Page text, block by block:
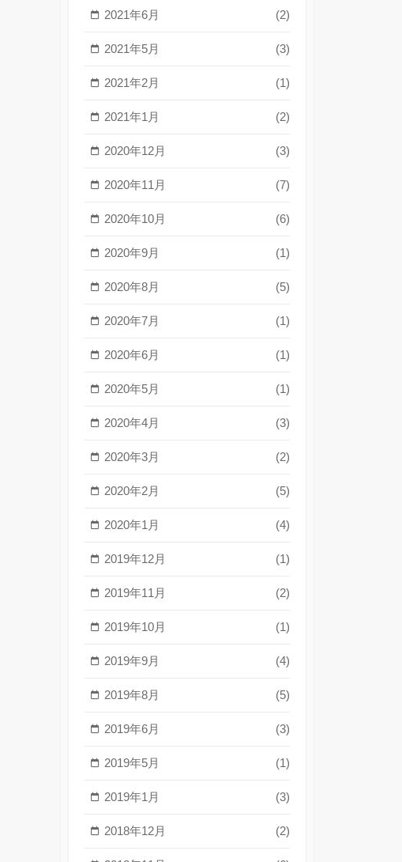
2021年6月 (2)
2021年5月 (3)
2021年2月 (1)
2021年1月 (2)
2020年12月 (3)
2020年11月 (7)
2020年10月 (6)
2020年9月 (1)
2020年8月 (5)
2020年7月 (1)
2020年6月 (1)
2020年5月 (1)
2020年4月 (3)
2020年3月 (2)
2020年2月 (5)
2020年1月 (4)
2019年12月 (1)
2019年11月 (2)
2019年10月 (1)
2019年9月 (4)
2019年8月 (5)
2019年6月 (3)
2019年5月 (1)
2019年1月 (3)
2018年12月 (2)